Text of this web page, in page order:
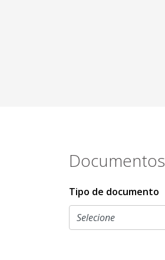
Documentos
Tipo de documento